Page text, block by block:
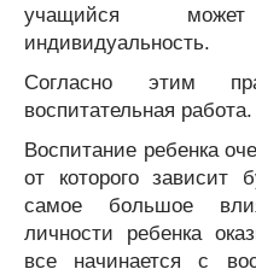
учащийся
индивидуальность.
Согласно этим
воспитательная работа.
Воспитание ребенка
от которого зависит
самое большое
личности ребенка
все начинается с